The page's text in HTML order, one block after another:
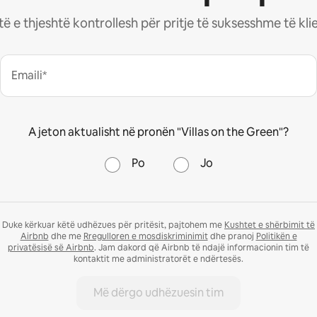
e thjeshtë kontrollesh për pritje të suksesshme të
Emaili*
A jeton aktualisht në pronën "Villas on the Green"?
Po Jo
Duke kërkuar këtë udhëzues për pritësit, pajtohem me Kushtet e shërbimit të
Airbnb dhe me Rregulloren e mosdiskriminimitdhe pranoj Politikën e
privatësisë së Airbnb. Jam dakord që Airbnb të ndajë informacionin tim të
kontaktit me administratorët e ndërtesës.
Më dërgo udhëzuesin tim